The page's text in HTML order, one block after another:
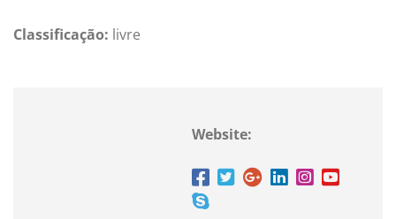
Classificação: livre
Website: